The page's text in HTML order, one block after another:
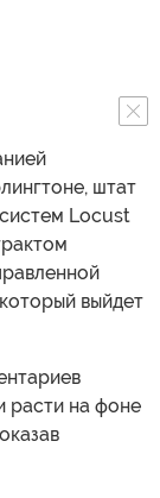
штат
Locust
выйдет
расти на фоне